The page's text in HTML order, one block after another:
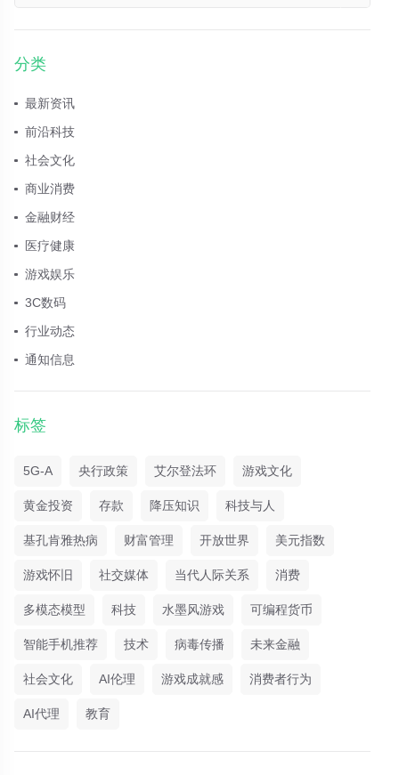
分类
最新资讯
前沿科技
社会文化
商业消费
金融财经
医疗健康
游戏娱乐
3C数码
行业动态
通知信息
标签
5G-A 央行政策 艾尔登法环 游戏文化
黄金投资 存款 降压知识 科技与人
基孔肯雅热病 财富管理 开放世界 美元指数
游戏怀旧 社交媒体 当代人际关系 消费
多模态模型 科技 水墨风游戏 可编程货币
智能手机推荐 技术 病毒传播 未来金融
社会文化 AI伦理 游戏成就感 消费者行为
AI代理 教育